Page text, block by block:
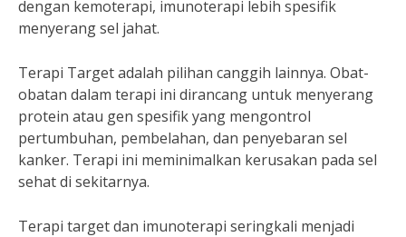
dengan kemoterapi, imunoterapi lebih spesifik
menyerang sel jahat.
Terapi Target adalah pilihan canggih lainnya. Obat-
obatan dalam terapi ini dirancang untuk menyerang
protein atau gen spesifik yang mengontrol
pertumbuhan, pembelahan, dan penyebaran sel
kanker. Terapi ini meminimalkan kerusakan pada sel
sehat di sekitarnya.
Terapi target dan imunoterapi seringkali menjadi